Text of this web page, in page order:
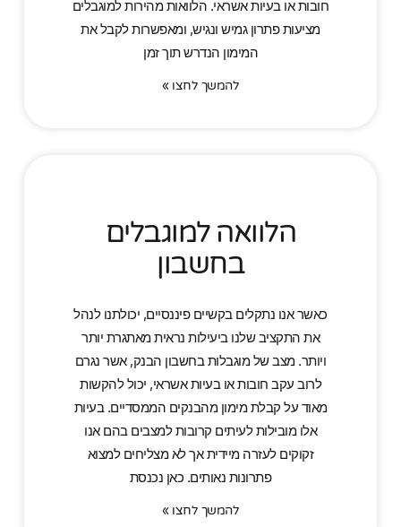
חובות או בעיות אשראי. הלוואות מהירות למוגבלים
מציעות פתרון גמיש ונגיש, ומאפשרות לקבל את
המימון הנדרש תוך זמן
להמשך לחצו »
הלוואה למוגבלים
בחשבון
כאשר אנו נתקלים בקשיים פיננסיים, יכולתנו לנהל
את התקציב שלנו ביעילות נראית מאתגרת יותר
ויותר. מצב של מוגבלות בחשבון הבנק, אשר נגרם
לרוב עקב חובות או בעיות אשראי, יכול להקשות
מאוד על קבלת מימון מהבנקים הממסדיים. בעיות
אלו מובילות לעיתים קרובות למצבים בהם אנו
זקוקים לעזרה מיידית אך לא מצליחים למצוא
פתרונות נאותים. כאן נכנסת
להמשך לחצו »